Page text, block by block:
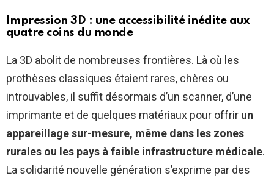
Impression 3D : une accessibilité inédite aux
quatre coins du monde
La 3D abolit de nombreuses frontières. Là où les
prothèses classiques étaient rares, chères ou
introuvables, il suffit désormais d’un scanner, d’une
imprimante et de quelques matériaux pour offrir un
appareillage sur-mesure, même dans les zones
rurales ou les pays à faible infrastructure médicale.
La solidarité nouvelle génération s’exprime par des